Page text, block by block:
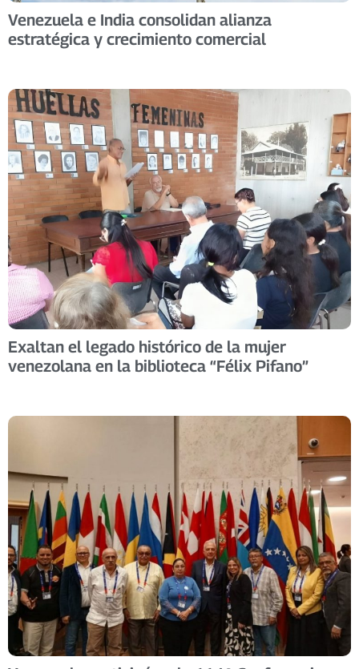
Venezuela e India consolidan alianza
estratégica y crecimiento comercial
Exaltan el legado histórico de la mujer
venezolana en la biblioteca “Félix Pifano”